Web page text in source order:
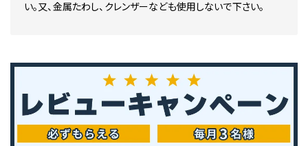
い。又、金属たわし、クレンザーなども使用しないで下さい。